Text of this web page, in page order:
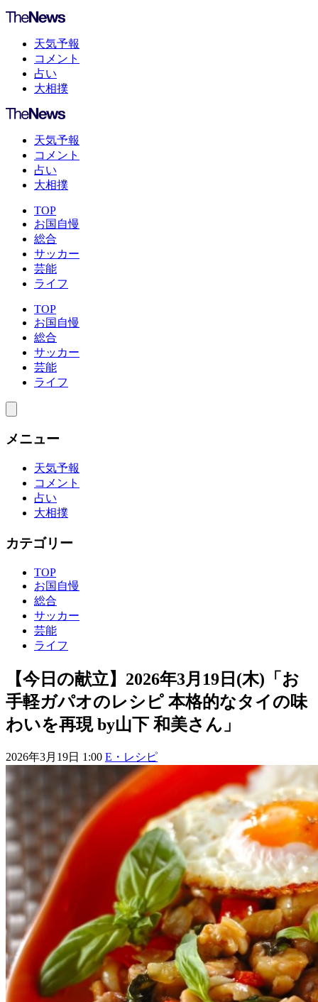
天気予報
コメント
占い
大相撲
天気予報
コメント
占い
大相撲
TOP
お国自慢
総合
サッカー
芸能
ライフ
TOP
お国自慢
総合
サッカー
芸能
ライフ
メニュー
天気予報
コメント
占い
大相撲
カテゴリー
TOP
お国自慢
総合
サッカー
芸能
ライフ
【今日の献立】2026年3月19日(木)「お
手軽ガパオのレシピ 本格的なタイの味
わいを再現 by山下 和美さん」
2026年3月19日 1:00 E・レシピ